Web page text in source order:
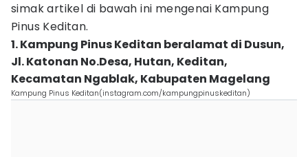
simak artikel di bawah ini mengenai Kampung
Pinus Keditan.
1. Kampung Pinus Keditan beralamat di Dusun,
Jl. Katonan No.Desa, Hutan, Keditan,
Kecamatan Ngablak, Kabupaten Magelang
Kampung Pinus Keditan(instagram.com/kampungpinuskeditan)